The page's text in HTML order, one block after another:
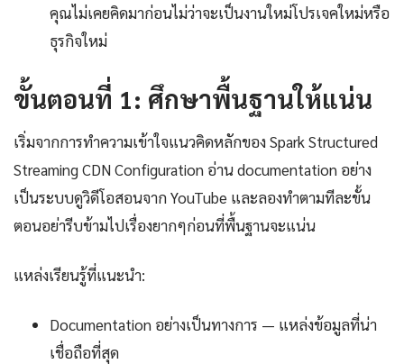
คุณไม่เคยคิดมาก่อนไม่ว่าจะเป็นงานใหม่โปรเจคใหม่หรือ
ธุรกิจใหม่
ขั้นตอนที่ 1: ศึกษาพื้นฐานให้แน่น
เริ่มจากการทำความเข้าใจแนวคิดหลักของ Spark Structured
Streaming CDN Configuration อ่าน documentation อย่าง
เป็นระบบดูวิดีโอสอนจาก YouTube และลองทำตามทีละขั้น
ตอนอย่ารีบข้ามไปเรื่องยากๆก่อนที่พื้นฐานจะแน่น
แหล่งเรียนรู้ที่แนะนำ:
Documentation อย่างเป็นทางการ — แหล่งข้อมูลที่น่า
เชื่อถือที่สุด